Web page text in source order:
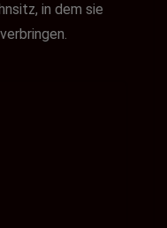
in dem sie